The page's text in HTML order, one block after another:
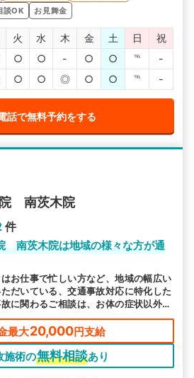
談OK お見舞金
火 水 木 金 土 日
祝
○ ○ - ○ ○ ℡
-
○ ○ ◎ ○ ○ ℡ -
話で無料予約をする
院 南茨木院
件
南茨木院は地域の様々な方が通
お仕事で忙しい方など、地域の幅広い
だいている、交通事故対応に特化した
に関わるご相談は、お体の症状以外に
。
最大20,000円支給
施術の無料相談あり